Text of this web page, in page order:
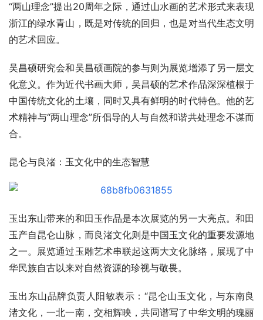
“两山理念”提出20周年之际，通过山水画的艺术形式来表现
浙江的绿水青山，既是对传统的回归，也是对当代生态文明
的艺术回应。
吴昌硕研究会和吴昌硕画院的参与则为展览增添了另一层文
化意义。作为近代书画大师，吴昌硕的艺术作品深深植根于
中国传统文化的土壤，同时又具有鲜明的时代特色。他的艺
术精神与“两山理念”所倡导的人与自然和谐共处理念不谋而
合。
昆仑与良渚：玉文化中的生态智慧
玉出东山带来的和田玉作品是本次展览的另一大亮点。和田
玉产自昆仑山脉，而良渚文化则是中国玉文化的重要发源地
之一。展览通过玉雕艺术串联起这两大文化脉络，展现了中
华民族自古以来对自然资源的珍视与敬畏。
玉出东山品牌负责人阳敏表示：“昆仑山玉文化，与东南良
渚文化，一北一南，交相辉映，共同谱写了中华文明的瑰丽